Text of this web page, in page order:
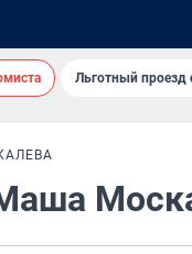
Льготный проезд